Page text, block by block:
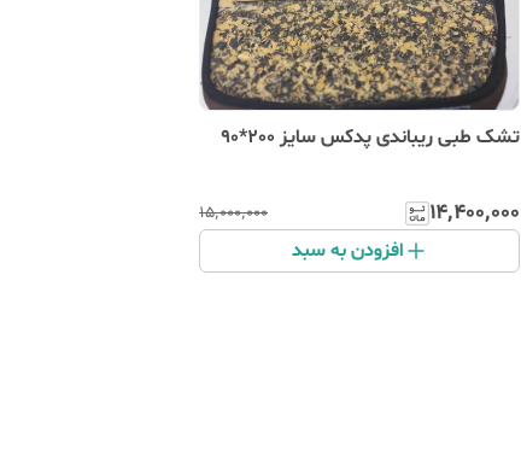
تشک طبی ریباندی پدکس سایز 200*90
۱۴٬۴۰۰٬۰۰۰ ۱۵٬۰۰۰٬۰۰۰
افزودن به سبد